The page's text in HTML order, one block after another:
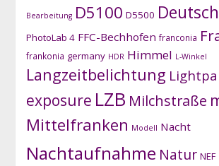
Bearbeitung D5100 D5500
PhotoLab 4 FFC-Bechhofen franconia
frankonia germany HDR Himmel L-Winkel
Langzeitbelichtung
exposure LZB Milchstraße
Mittelfranken Modell Nacht
Nachtaufnahme Natur NEF